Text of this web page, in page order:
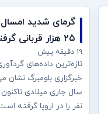
گرمای شدید امسال
۲۵ هزار قربانی گرفته است
۱۹ دقیقه پیش
تازه‌ترین داده‌های
خبرگزاری بلومبرگ
نفر را در اروپا گرفته